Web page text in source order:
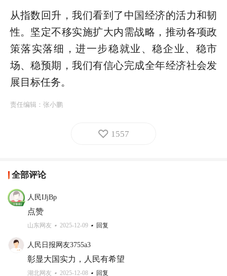
从指数回升，我们看到了中国经济的活力和韧
性。坚定不移实施扩大内需战略，推动各项政
策落实落细，进一步稳就业、稳企业、稳市
场、稳预期，我们有信心完成全年经济社会发
展目标任务。
责任编辑： 张小鹏
1557
全部评论
人民IJjBp
点赞
山东网友 2025-12-09 回复
人民日报网友3755a3
彰显大国实力，人民有希望
湖北网友 2025-12-08 回复